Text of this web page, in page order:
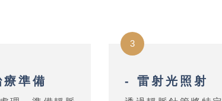
準備
3
- 雷射光照射